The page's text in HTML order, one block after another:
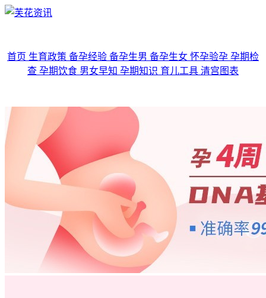
首页 生育政策 备孕经验 备孕生男 备孕生女 怀孕验孕 孕期检
查 孕期饮食 男女早知 孕期知识 育儿工具 清宫图表